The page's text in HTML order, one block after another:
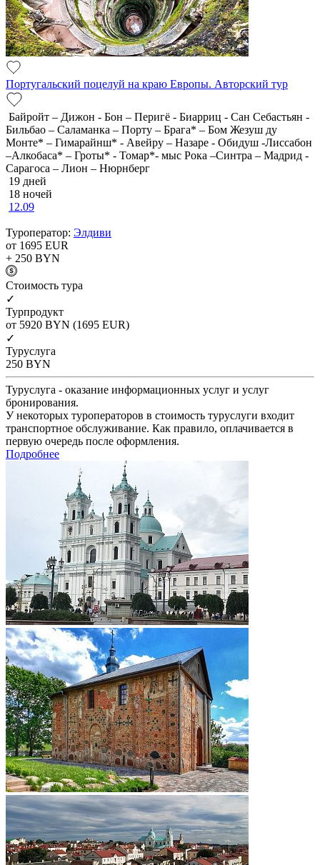
Португальский поцелуй на краю Европы. Авторский тур
Байройт – Дижон - Бон – Перигё - Биарриц - Сан Себастьян -
Бильбао – Саламанка – Порту – Брага* – Бом Жезуш ду
Монте* – Гимарайнш* - Авейру – Назаре - Обидуш -Лиссабон
–Алкобаса* – Гроты* - Томар*- мыс Рока –Синтра – Мадрид -
Сарагоса – Лион – Нюрнберг
19 дней
18 ночей
12.09
Туроператор: Элдиви
от 1695 EUR
+ 250 BYN
Cтоимость тура
✓
Турпродукт
от 5920 BYN (1695 EUR)
✓
Туруслуга
250 BYN
Туруслуга - оказание информационных услуг и услуг
бронирования.
У некоторых туроператоров в стоимость туруслуги входит
транспортное обслуживание. Как правило, оплачивается в
первую очередь после оформления.
Подробнее